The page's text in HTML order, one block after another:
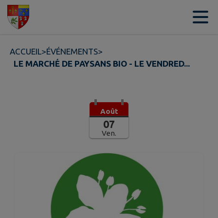
Contenu
ACCUEIL>ÉVÉNEMENTS>
LE MARCHÉ DE PAYSANS BIO - LE VENDRED...
Août
07
Ven.